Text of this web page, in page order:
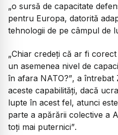
„o sursă de capacitate
pentru Europa, datorită
tehnologii de pe câmpul de
„Chiar credeți că ar fi
un asemenea nivel de
în afara NATO?”, a întrebat
aceste capabilități, dacă
lupte în acest fel, atunci
parte a apărării colective a
toți mai puternici”.